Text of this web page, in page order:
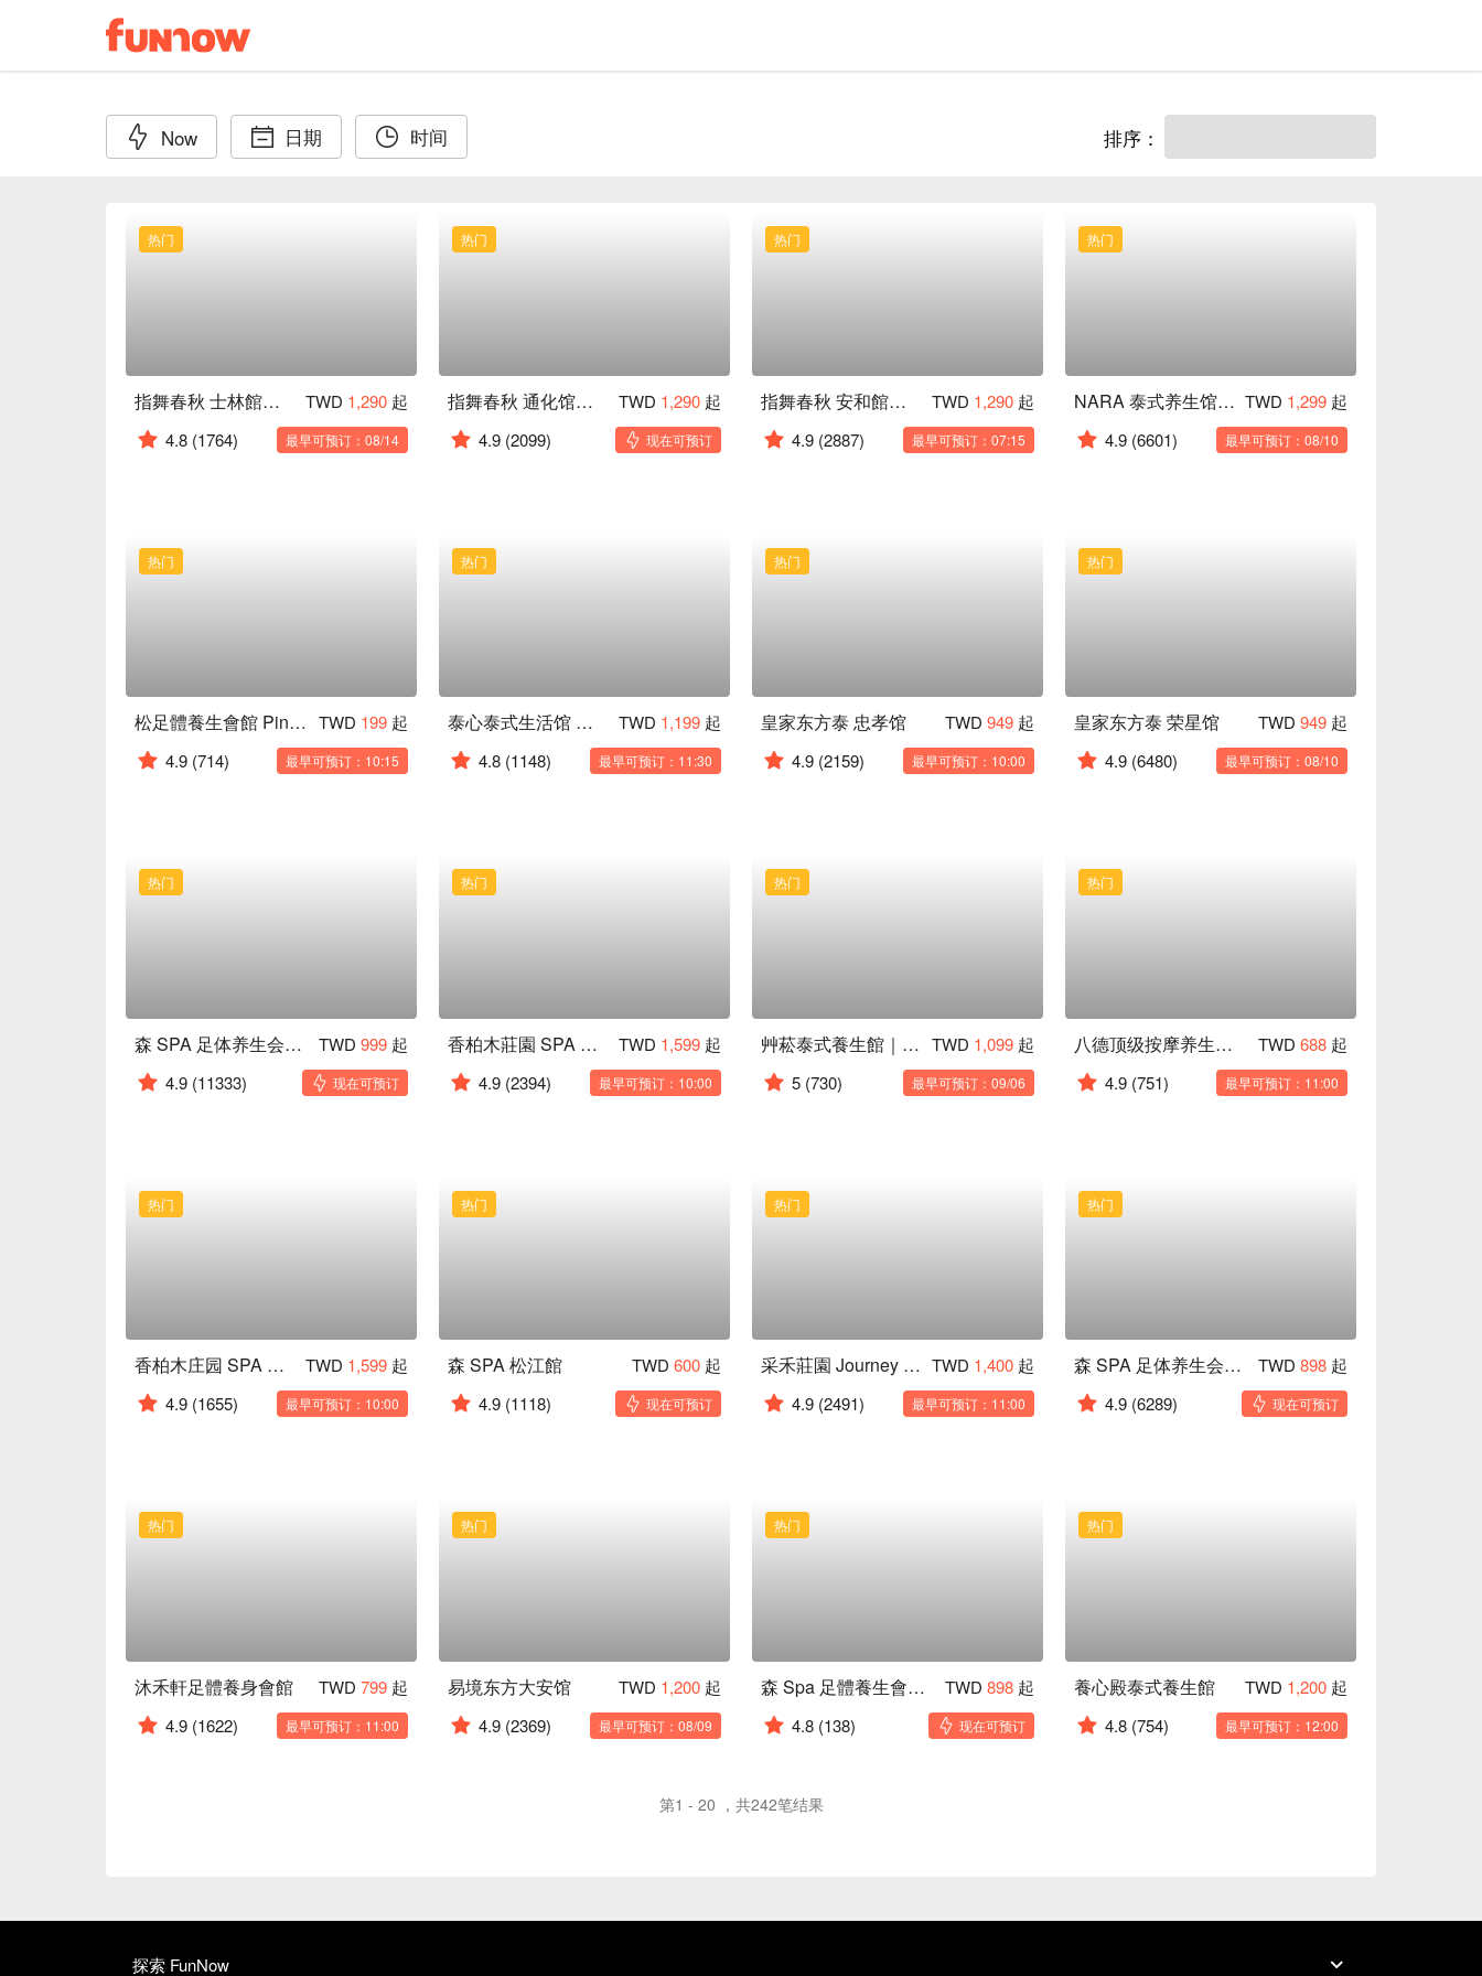
Now 日期 时间 排序：
热门
指舞春秋 士林館｜24H 按摩 TWD 1,290 起
4.8 (1764) 最早可预订：08/14
热门
指舞春秋 通化馆｜24H 按摩 TWD 1,290 起
4.9 (2099) 现在可预订
热门
指舞春秋 安和館｜24H 按摩 TWD 1,290 起
4.9 (2887) 最早可预订：07:15
热门
NARA 泰式养生馆｜纯泰籍按摩师服务 TWD 1,299 起
4.9 (6601) 最早可预订：08/10
热门
松足體養生會館 Pine foot spa TWD 199 起
4.9 (714) 最早可预订：10:15
热门
泰心泰式生活馆 信义店 TWD 1,199 起
4.8 (1148) 最早可预订：11:30
热门
皇家东方泰 忠孝馆 TWD 949 起
4.9 (2159) 最早可预订：10:00
热门
皇家东方泰 荣星馆 TWD 949 起
4.9 (6480) 最早可预订：08/10
热门
森 SPA 足体养生会馆｜24H TWD 999 起
4.9 (11333) 现在可预订
热门
香柏木莊園 SPA 敦南館 TWD 1,599 起
4.9 (2394) 最早可预订：10:00
热门
艸菘泰式養生館｜CAO SONG Thai Massage TWD 1,099 起
5 (730) 最早可预订：09/06
热门
八德顶级按摩养生会馆 TWD 688 起
4.9 (751) 最早可预订：11:00
热门
香柏木庄园 SPA 世贸馆 TWD 1,599 起
4.9 (1655) 最早可预订：10:00
热门
森 SPA 松江館 TWD 600 起
4.9 (1118) 现在可预订
热门
采禾莊園 Journey Life Spa TWD 1,400 起
4.9 (2491) 最早可预订：11:00
热门
森 SPA 足体养生会馆 通化馆 TWD 898 起
4.9 (6289) 现在可预订
热门
沐禾軒足體養身會館 TWD 799 起
4.9 (1622) 最早可预订：11:00
热门
易境东方大安馆 TWD 1,200 起
4.9 (2369) 最早可预订：08/09
热门
森 Spa 足體養生會館 通化二館 TWD 898 起
4.8 (138) 现在可预订
热门
養心殿泰式養生館 TWD 1,200 起
4.8 (754) 最早可预订：12:00
第1 - 20 ，共242笔结果
探索 FunNow